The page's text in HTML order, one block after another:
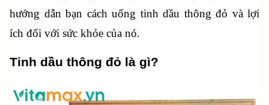
hướng dẫn bạn cách uống tinh dầu thông đỏ và lợi
ích đối với sức khỏe của nó.
Tinh dầu thông đỏ là gì?